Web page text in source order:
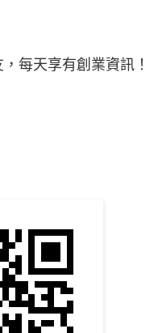
每天享有創業資訊！